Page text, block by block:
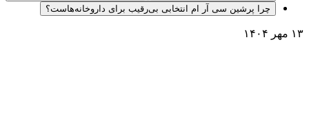
چرا پرشین سی آر ام انتخابی بی‌رقیب برای داروخانه‌هاست؟
۱۳ مهر ۱۴۰۴